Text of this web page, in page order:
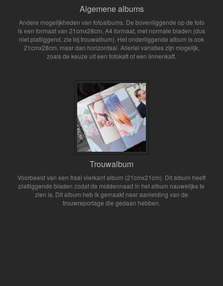
Algemene albums
Andere mogelijkheden van fotoalbums. De bovenliggende op de foto
is een formaat van 21cmx28cm, A4 formaat, met normale bladen (dus
niet platliggend, zie bij trouwalbum). Het onderliggende album is ook
21cmx28cm, maar dan horizontaal. Allerlei variaties zijn mogelijk,
zoals de keuze uit een fotokaft of een linnenkaft.
Trouwalbum
Voorbeeld van een fraai vierkant album (21cmx21cm). Dit album heeft
platliggende bladen zodat de middennaad in het album nauwelijks te
zien is. Dit album heb ik gemaakt naar aanleiding van de
trouwreportage die gedaan hebben.